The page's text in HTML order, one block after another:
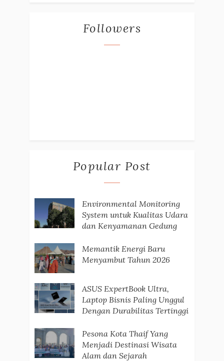
Followers
Popular Post
Environmental Monitoring
System untuk Kualitas Udara
dan Kenyamanan Gedung
Memantik Energi Baru
Menyambut Tahun 2026
ASUS ExpertBook Ultra,
Laptop Bisnis Paling Unggul
Dengan Durabilitas Tertinggi
Pesona Kota Thaif Yang
Menjadi Destinasi Wisata
Alam dan Sejarah